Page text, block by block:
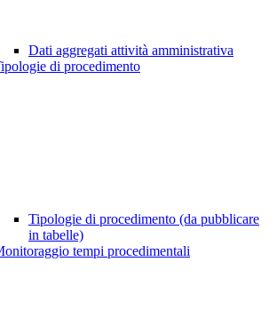
Dati aggregati attività amministrativa
di procedimento
Tipologie di procedimento (da pubblicare
in tabelle)
tempi procedimentali